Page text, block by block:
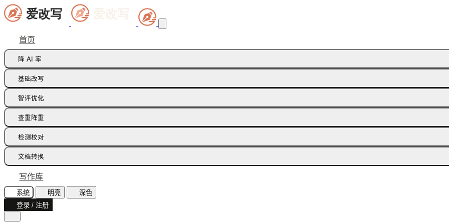
首页
降 AI 率
痕迹橡皮擦
多语种降痕
基础改写
同义词替换
智评优化
批注智改
查重降重
论文降重
检测校对
AI 文本检测(中文)
AI 文本检测(英文)
AI 图片检测
AI味诊断
文本纠错
文档转换
飞书文档
智能读文
文档识别
写作库
系统 明亮
深色
登录 / 注册